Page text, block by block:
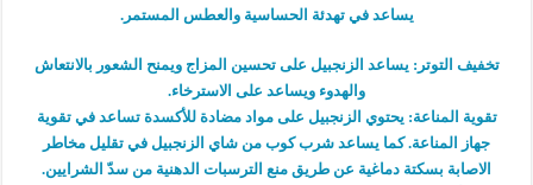
يساعد في تهدئة الحساسية والعطس المستمر.
تخفيف التوتر: يساعد الزنجبيل على تحسين المزاج ويمنح الشعور بالانتعاش
والهدوء ويساعد على الاسترخاء.
تقوية المناعة: يحتوي الزنجبيل على مواد مضادة للأكسدة تساعد في تقوية
جهاز المناعة. كما يساعد شرب كوب من شاي الزنجبيل في تقليل مخاطر
الاصابة بسكتة دماغية عن طريق منع الترسبات الدهنية من سدّ الشرايين.